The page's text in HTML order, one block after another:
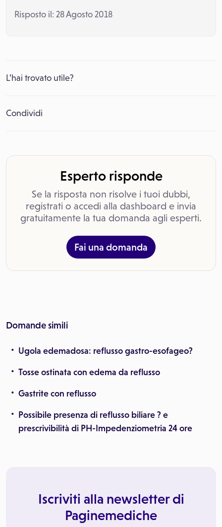
Risposto il: 28 Agosto 2018
L’hai trovato utile?
Condividi
Esperto risponde
Se la risposta non risolve i tuoi dubbi,
registrati o accedi alla dashboard e invia
gratuitamente la tua domanda agli esperti.
Fai una domanda
Domande simili
Ugola edemadosa: reflusso gastro-esofageo?
Tosse ostinata con edema da reflusso
Gastrite con reflusso
Possibile presenza di reflusso biliare ? e
prescrivibilità di PH-Impedenziometria 24 ore
Iscriviti alla newsletter di
Paginemediche